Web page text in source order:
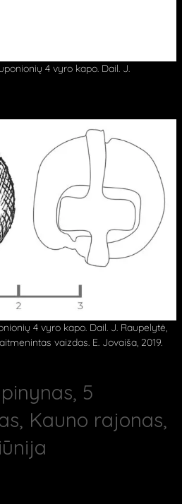
4 vyro kapo. Dail. J.
4 vyro kapo. Dail. J. Raupelytė,
vaizdas. E. Jovaiša, 2019.
5
Kauno rajonas,